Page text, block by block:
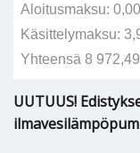
Aloitusmaksu:
Käsittelymaksu:
Yhteensä 8
UUTUUS!